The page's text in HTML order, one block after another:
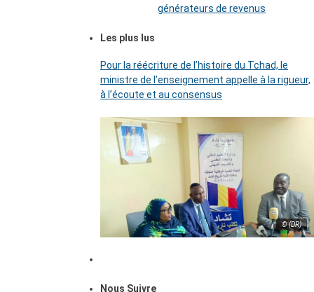
générateurs de revenus
Les plus lus
Pour la réécriture de l’histoire du Tchad, le
ministre de l’enseignement appelle à la rigueur,
à l’écoute et au consensus
© (DR)
Nous Suivre